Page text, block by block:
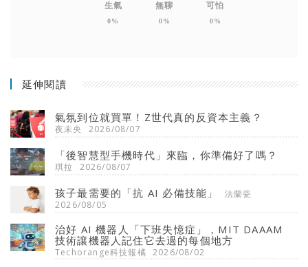
生氣
0%
無聊
0%
可怕
0%
延伸閱讀
氣氛到位就買單！Z世代真的反資本主義？
夜未央 2026/08/07
「後智慧型手機時代」來臨，你準備好了嗎？
琪拉 2026/08/07
孩子最需要的「抗 AI 必備技能」
法蘭瓷
2026/08/05
治好 AI 機器人「下班失憶症」，MIT DAAAM
技術讓機器人記住它去過的每個地方
Techorange科技報橘 2026/08/02